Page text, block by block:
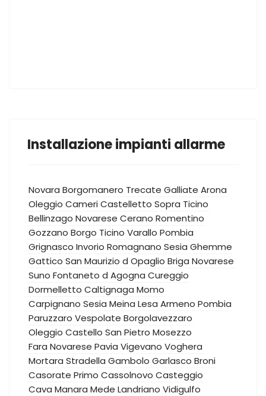
Installazione impianti allarme
Novara Borgomanero Trecate Galliate Arona
Oleggio CameriCastelletto Sopra Ticino
Bellinzago Novarese Cerano Romentino
Gozzano Borgo Ticino Varallo Pombia
Grignasco Invorio Romagnano Sesia Ghemme
Gattico San Maurizio d Opaglio Briga Novarese
Suno Fontaneto d Agogna Cureggio
Dormelletto Caltignaga Momo
Carpignano Sesia Meina Lesa Armeno Pombia
Paruzzaro Vespolate Borgolavezzaro
Oleggio Castello San Pietro Mosezzo
Fara Novarese Pavia Vigevano Voghera
Mortara Stradella Gambolo Garlasco Broni
Casorate Primo Cassolnovo Casteggio
Cava Manara Mede Landriano Vidigulfo